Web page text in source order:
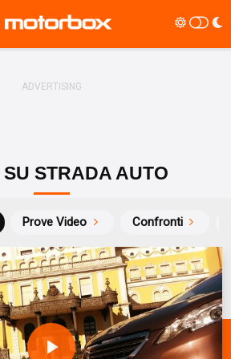
SU STRADA AUTO
Prove Video Confronti